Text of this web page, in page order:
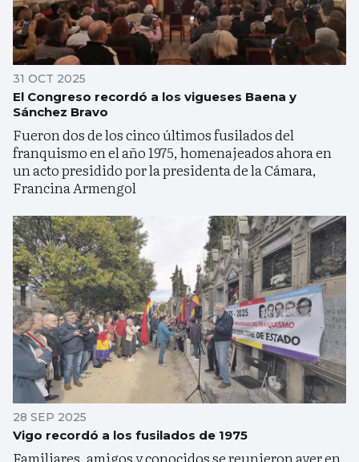
31 OCT 2025
El Congreso recordó a los vigueses Baena y
Sánchez Bravo
Fueron dos de los cinco últimos fusilados del
franquismo en el año 1975, homenajeados ahora en
un acto presidido por la presidenta de la Cámara,
Francina Armengol
28 SEP 2025
Vigo recordó a los fusilados de 1975
Familiares, amigos y conocidos se reunieron ayer en